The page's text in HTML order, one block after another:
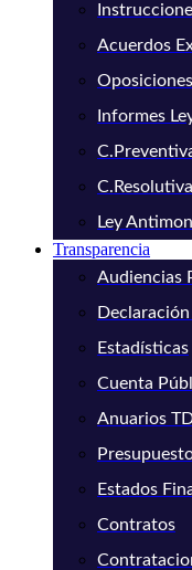
Acuerdos
Informes
Ley
Transparencia
Audiencias
Estadísticas
Cuenta
Anuarios
Estados
Contratos